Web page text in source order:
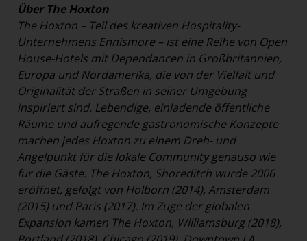
Über The Hoxton
The Hoxton – Teil des kreativen Hospitality-
Unternehmens Ennismore – ist eine Reihe von Open
House-Hotels mit Dependancen in Großbritannien,
Europa und Nordamerika, die von der Vielfalt und
Originalität der Straßen in seiner Umgebung
inspiriert sind. Lebendige, einladende öffentliche
Räume und aufregende gastronomische Konzepte
machen jedes Hoxton zu einem Dreh- und
Angelpunkt für die lokale Community genauso wie
für die Gäste. The Hoxton, Shoreditch wurde 2006
eröffnet, gefolgt von Holborn (2014), Amsterdam
(2015) und Paris (2017). Im Zuge der globalen
Expansion kamen The Hoxton, Williamsburg (2018),